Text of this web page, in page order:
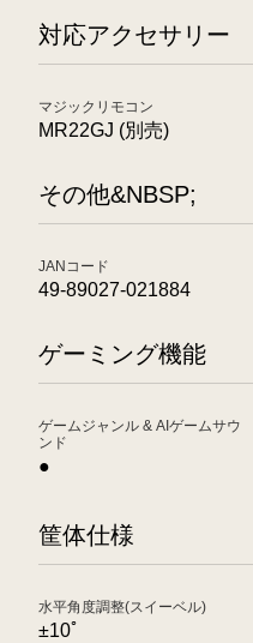
対応アクセサリー
マジックリモコン
MR22GJ (別売)
その他&NBSP;
JANコード
49-89027-021884
ゲーミング機能
ゲームジャンル & AIゲームサウ
ンド
●
筐体仕様
水平角度調整(スイーベル)
±10ﾟ